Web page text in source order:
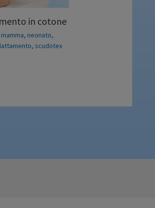
in cotone
mamma, neonato,
,scudotex